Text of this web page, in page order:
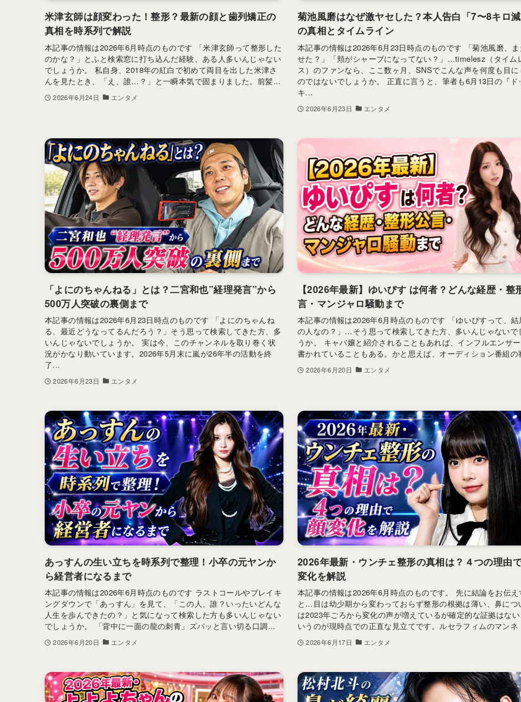
米津玄師は顔変わった！整形？最新の顔と歯列矯正の
真相を時系列で解説
本記事の情報は2026年6月時点のものです 「米津玄師って整形した
のかな？」とふと検索窓に打ち込んだ経験、ある人多いんじゃない
でしょうか。 私自身、2018年の紅白で初めて両目を出した米津さ
んを見たとき、「え、誰…？」と一瞬本気で固まりました。前髪...
2026年6月24日 エンタメ
菊池風磨はなぜ激ヤセした？本人告白「7〜8キロ減
の真相とタイムライン
本記事の情報は2026年6月23日時点のものです 「菊池風磨、ま
せた？」「頬がシャープになってない？」…timelesz（タイム
ス）のファンなら、ここ数ヶ月、SNSでこんな声を何度も目に
のではないでしょうか。 正直に言うと、筆者も6月13日の『ド
キ...
2026年6月23日 エンタメ
「よにのちゃんねる」とは？二宮和也”経理発言”から
500万人突破の裏側まで
本記事の情報は2026年6月23日時点のものです 「よにのちゃんね
る、最近どうなってるんだろう？」そう思って検索してきた方、多
いんじゃないでしょうか。 実は今、このチャンネルを取り巻く状
況がかなり動いています。2026年5月末に嵐が26年半の活動を終
了...
2026年6月23日 エンタメ
【2026年最新】ゆいぴす は何者？どんな経歴・整
言・マンジャロ騒動まで
本記事の情報は2026年6月時点のものです 「ゆいぴすって、結
の人なの？」…そう思って検索してきた方、多いんじゃないで
うか。 キャバ嬢と紹介されることもあれば、インフルエンサー
書かれていることもある。かと思えば、オーディション番組の
2026年6月20日 エンタメ
あっすんの生い立ちを時系列で整理！小卒の元ヤンか
ら経営者になるまで
本記事の情報は2026年6月時点のものです ラストコールやブレイキ
ングダウンで「あっすん」を見て、「この人、誰？いったいどんな
人生を歩んできたの？」と気になって検索した方も多いんじゃない
でしょうか。 「背中に一面の龍の刺青」ズバッと言い切る口調...
2026年6月20日 エンタメ
2026年最新・ウンチェ整形の真相は？４つの理由
変化を解説
本記事の情報は2026年6月時点のものです。 先に結論をお伝え
と…目は幼少期から変わっておらず整形の根拠は薄い、鼻につ
は2023年ごろから変化の声が増えているが確定的な証拠はない
いうのが現時点での正直な見立てです。ルセラフィムのマンネ
2026年6月17日 エンタメ